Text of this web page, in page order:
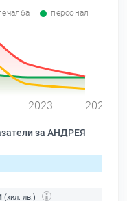
персонал
2023 2024
за АНДРЕЯ
(хил. лв.)